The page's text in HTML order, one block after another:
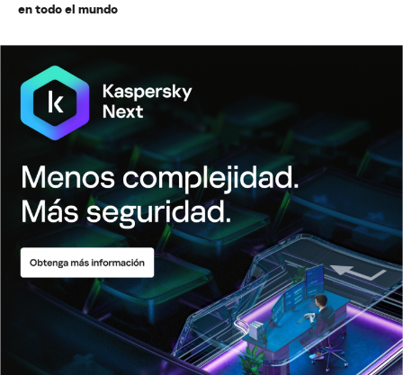
en todo el mundo